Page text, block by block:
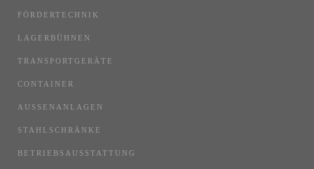
FÖRDERTECHNIK
LAGERBÜHNEN
TRANSPORTGERÄTE
CONTAINER
AUSSENANLAGEN
STAHLSCHRÄNKE
BETRIEBSAUSSTATTUNG